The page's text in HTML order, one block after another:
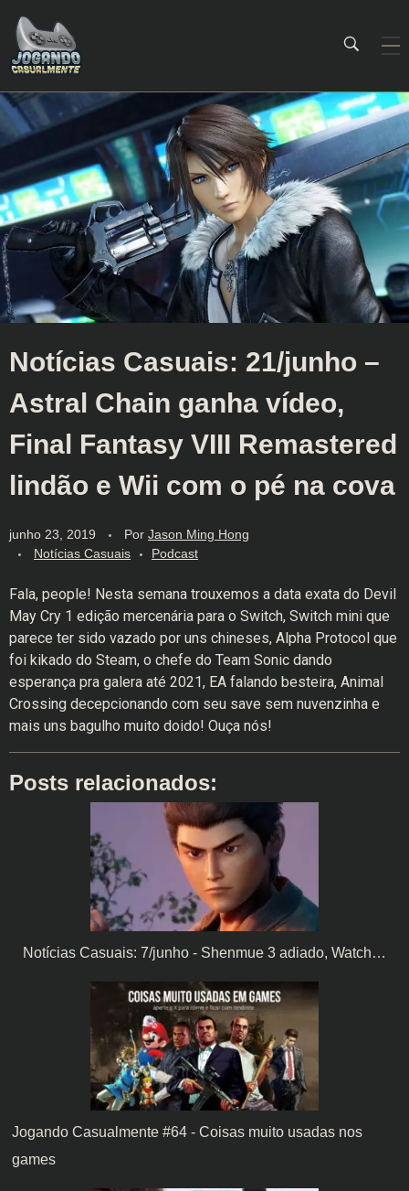
Jogando Casualmente
Conteúdo family friendly sobre games! Desde 2019 analisando jogos.
Notícias Casuais: 21/junho –
Astral Chain ganha vídeo,
Final Fantasy VIII Remastered
lindão e Wii com o pé na cova
junho 23, 2019 Por Jason Ming Hong
Notícias Casuais
Podcast
Fala, people! Nesta semana trouxemos a data exata do Devil
May Cry 1 edição mercenária para o Switch, Switch mini que
parece ter sido vazado por uns chineses, Alpha Protocol que
foi kikado do Steam, o chefe do Team Sonic dando
esperança pra galera até 2021, EA falando besteira, Animal
Crossing decepcionando com seu save sem nuvenzinha e
mais uns bagulho muito doido! Ouça nós!
Posts relacionados:
Notícias Casuais: 7/junho - Shenmue 3 adiado, Watch…
Jogando Casualmente #64 - Coisas muito usadas nos
games